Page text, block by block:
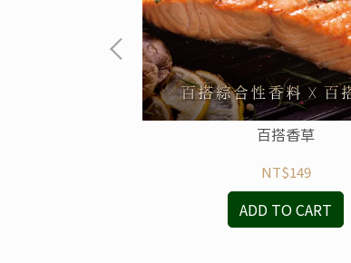
百搭香草
NT$149
ADD TO CART